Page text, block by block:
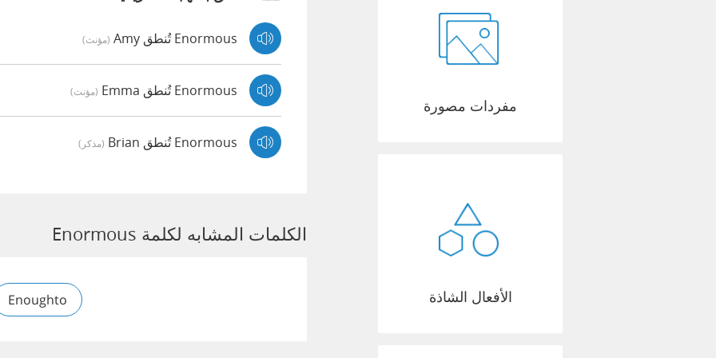
Enormous تُنطق Amy (مؤنث)
Enormous تُنطق Emma (مؤنث)
Enormous تُنطق Brian (مذكر)
الكلمات المشابه لكلمة Enormous
Enoughto
مفردات مصورة
الأفعال الشاذة